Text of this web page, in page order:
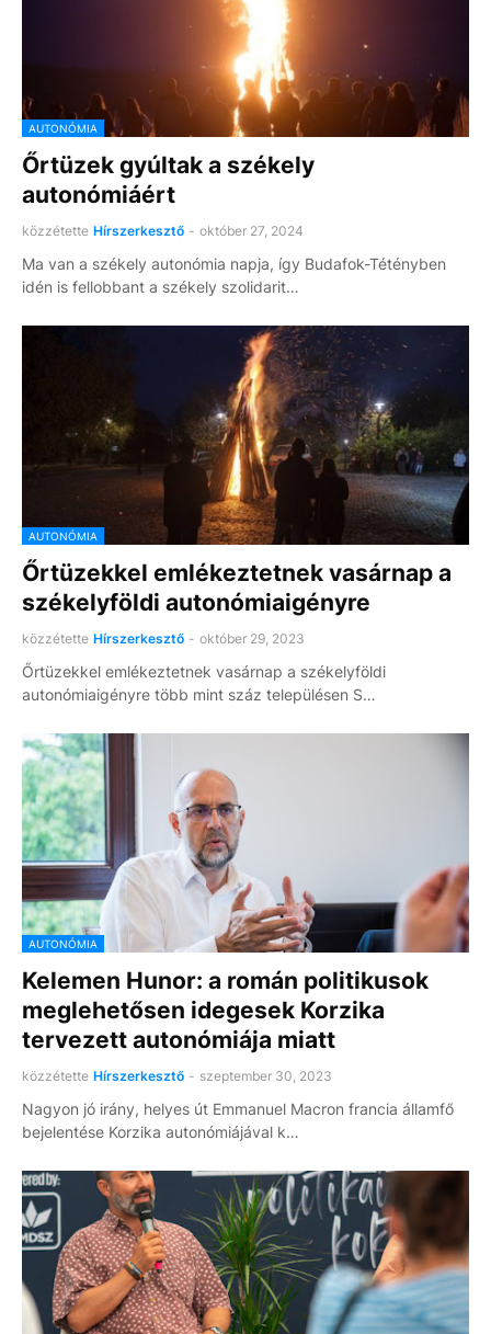
AUTONÓMIA
Őrtüzek gyúltak a székely
autonómiáért
közzétette Hírszerkesztő - október 27, 2024
Ma van a székely autonómia napja, így Budafok-Tétényben
idén is fellobbant a székely szolidarit…
AUTONÓMIA
Őrtüzekkel emlékeztetnek vasárnap a
székelyföldi autonómiaigényre
közzétette Hírszerkesztő - október 29, 2023
Őrtüzekkel emlékeztetnek vasárnap a székelyföldi
autonómiaigényre több mint száz településen S…
AUTONÓMIA
Kelemen Hunor: a román politikusok
meglehetősen idegesek Korzika
tervezett autonómiája miatt
közzétette Hírszerkesztő - szeptember 30, 2023
Nagyon jó irány, helyes út Emmanuel Macron francia államfő
bejelentése Korzika autonómiájával k…